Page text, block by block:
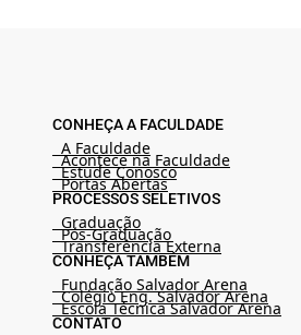
CONHEÇA A FACULDADE
A Faculdade
Acontece na Faculdade
Estude Conosco
Portas Abertas
PROCESSOS SELETIVOS
Graduação
Pós-Graduação
Transferência Externa
CONHEÇA TAMBÉM
Fundação Salvador Arena
Colégio Eng. Salvador Arena
Escola Técnica Salvador Arena
CONTATO